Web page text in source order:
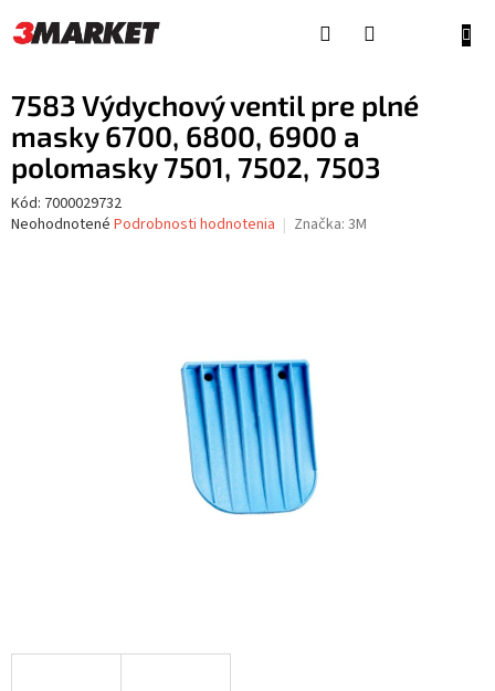
na
obsah
7583 Výdychový ventil pre plné
masky 6700, 6800, 6900 a
polomasky 7501, 7502, 7503
Kód: 7000029732
Priemerné
Neohodnotené Podrobnosti hodnotenia Značka: 3M